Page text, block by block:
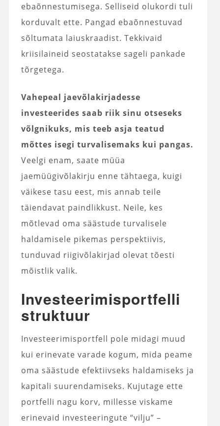
ebaõnnestumisega. Selliseid olukordi tuli
korduvalt ette. Pangad ebaõnnestuvad
sõltumata laiuskraadist. Tekkivaid
kriisilaineid seostatakse sageli pankade
tõrgetega.
Vahepeal jaevõlakirjadesse
investeerides saab riik sinu otseseks
võlgnikuks, mis teeb asja teatud
mõttes isegi turvalisemaks kui pangas.
Veelgi enam, saate müüa
jaemüügivõlakirju enne tähtaega, kuigi
väikese tasu eest, mis annab teile
täiendavat paindlikkust. Neile, kes
mõtlevad oma säästude turvalisele
haldamisele pikemas perspektiivis,
tunduvad riigivõlakirjad olevat tõesti
mõistlik valik.
Investeerimisportfelli
struktuur
Investeerimisportfell pole midagi muud
kui erinevate varade kogum, mida peame
oma säästude efektiivseks haldamiseks ja
kapitali suurendamiseks. Kujutage ette
portfelli nagu korv, millesse viskame
erinevaid investeeringute “vilju” –